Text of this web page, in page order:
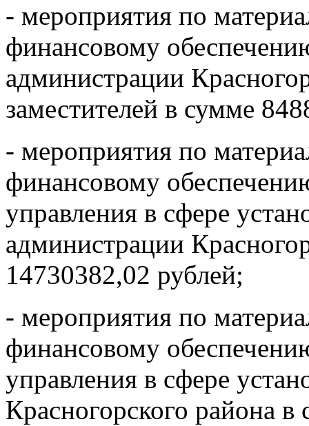
- мероприятия по
финансовому
администрации
заместителей в сумме
- мероприятия по
финансовому
управления в сфере
администрации
14730382,02 рублей;
- мероприятия по
финансовому
управления в сфере
Красногорского района